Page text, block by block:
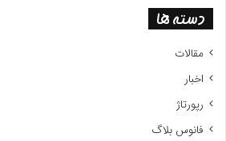
دسته ها
مقالات
اخبار
رپورتاژ
فانوس بلاگ